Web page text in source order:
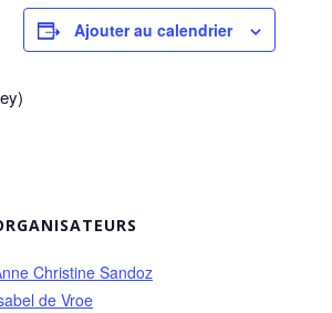
Ajouter au calendrier
Christine Sandoz
de Vroe